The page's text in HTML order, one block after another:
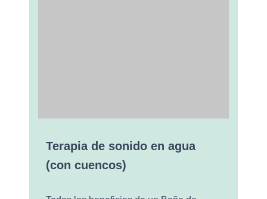
Terapia de sonido en agua
(con cuencos)